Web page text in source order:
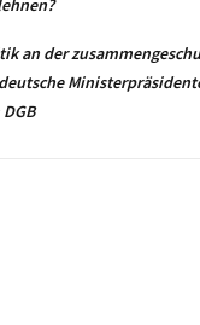
an der